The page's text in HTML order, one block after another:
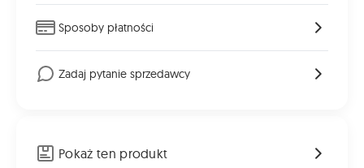
Sposoby płatności
Zadaj pytanie sprzedawcy
Pokaż ten produkt